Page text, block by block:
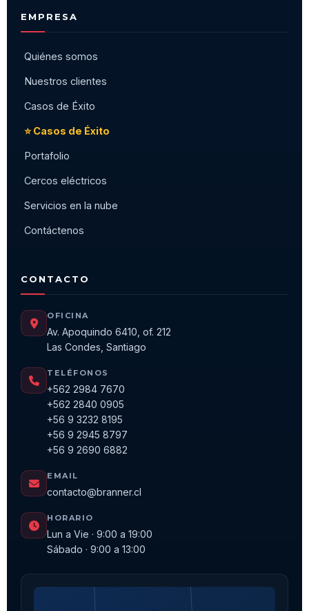
EMPRESA
Quiénes somos
Nuestros clientes
Casos de Éxito
⭐ Casos de Éxito
Portafolio
Cercos eléctricos
Servicios en la nube
Contáctenos
CONTACTO
OFICINA
Av. Apoquindo 6410, of. 212
Las Condes, Santiago
TELÉFONOS
+562 2984 7670
+562 2840 0905
+56 9 3232 8195
+56 9 2945 8797
+56 9 2690 6882
EMAIL
contacto@branner.cl
HORARIO
Lun a Vie · 9:00 a 19:00
Sábado · 9:00 a 13:00